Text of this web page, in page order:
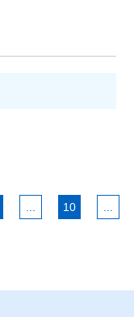
10